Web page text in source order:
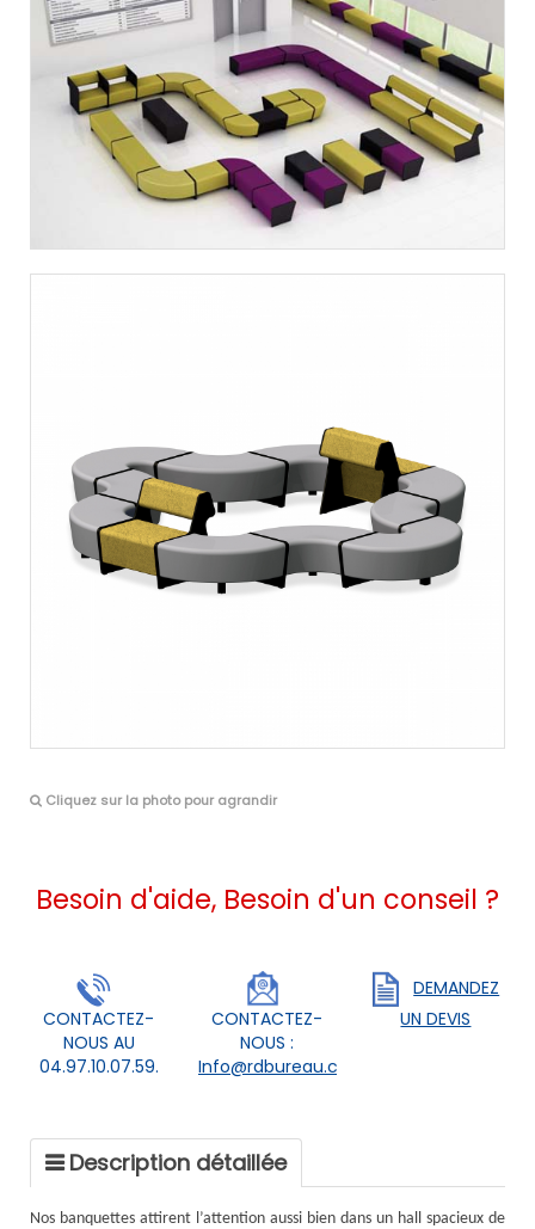
Cliquez sur la photo pour agrandir
Besoin d'aide, Besoin d'un conseil ?
CONTACTEZ-
NOUS AU
04.97.10.07.59.
CONTACTEZ-
NOUS :
Info@rdbureau.com
DEMANDEZ
UN DEVIS
Description détaillée
Nos banquettes attirent l’attention aussi bien dans un hall spacieux de